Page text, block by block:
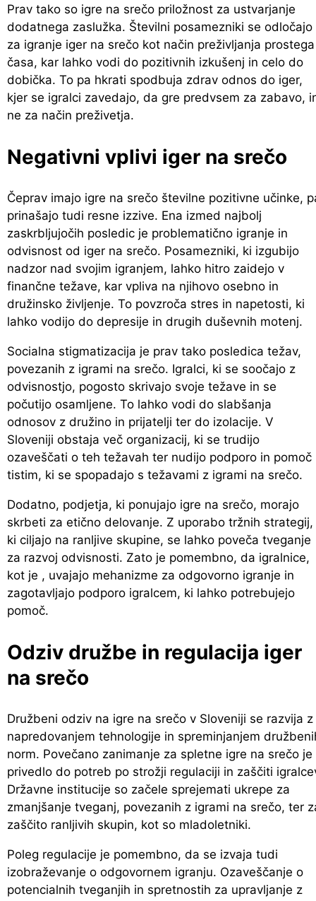
Prav tako so igre na srečo priložnost za ustvarjanje
dodatnega zaslužka. Številni posamezniki se odločajo
za igranje iger na srečo kot način preživljanja prostega
časa, kar lahko vodi do pozitivnih izkušenj in celo do
dobička. To pa hkrati spodbuja zdrav odnos do iger,
kjer se igralci zavedajo, da gre predvsem za zabavo,
ne za način preživetja.
Negativni vplivi iger na srečo
Čeprav imajo igre na srečo številne pozitivne učinke,
prinašajo tudi resne izzive. Ena izmed najbolj
zaskrbljujočih posledic je problematično igranje in
odvisnost od iger na srečo. Posamezniki, ki izgubijo
nadzor nad svojim igranjem, lahko hitro zaidejo v
finančne težave, kar vpliva na njihovo osebno in
družinsko življenje. To povzroča stres in napetosti, ki
lahko vodijo do depresije in drugih duševnih motenj.
Socialna stigmatizacija je prav tako posledica težav,
povezanih z igrami na srečo. Igralci, ki se soočajo z
odvisnostjo, pogosto skrivajo svoje težave in se
počutijo osamljene. To lahko vodi do slabšanja
odnosov z družino in prijatelji ter do izolacije. V
Sloveniji obstaja več organizacij, ki se trudijo
ozaveščati o teh težavah ter nudijo podporo in pomoč
tistim, ki se spopadajo s težavami z igrami na srečo.
Dodatno, podjetja, ki ponujajo igre na srečo, morajo
skrbeti za etično delovanje. Z uporabo tržnih strategij,
ki ciljajo na ranljive skupine, se lahko poveča tveganje
za razvoj odvisnosti. Zato je pomembno, da igralnice,
kot je , uvajajo mehanizme za odgovorno igranje in
zagotavljajo podporo igralcem, ki lahko potrebujejo
pomoč.
Odziv družbe in regulacija iger
na srečo
Družbeni odziv na igre na srečo v Sloveniji se razvija z
napredovanjem tehnologije in spreminjanjem
norm. Povečano zanimanje za spletne igre na srečo je
privedlo do potreb po strožji regulaciji in zaščiti
Državne institucije so začele sprejemati ukrepe za
zmanjšanje tveganj, povezanih z igrami na srečo, ter
zaščito ranljivih skupin, kot so mladoletniki.
Poleg regulacije je pomembno, da se izvaja tudi
izobraževanje o odgovornem igranju. Ozaveščanje o
potencialnih tveganjih in spretnostih za upravljanje z